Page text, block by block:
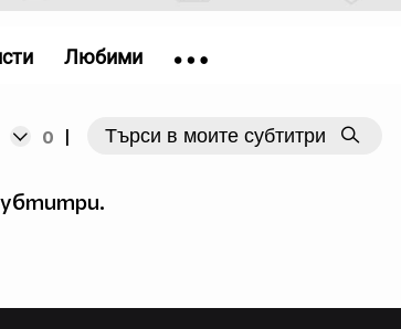
0 |
Любими